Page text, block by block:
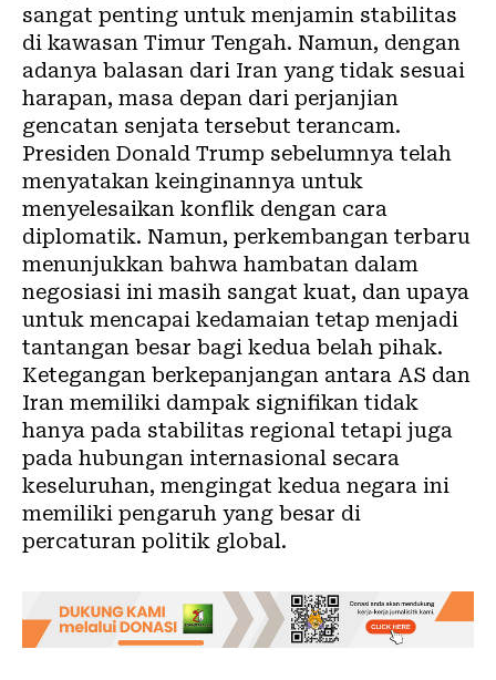
sangat penting untuk menjamin stabilitas
di kawasan Timur Tengah. Namun, dengan
adanya balasan dari Iran yang tidak sesuai
harapan, masa depan dari perjanjian
gencatan senjata tersebut terancam.
Presiden Donald Trump sebelumnya telah
menyatakan keinginannya untuk
menyelesaikan konflik dengan cara
diplomatik. Namun, perkembangan terbaru
menunjukkan bahwa hambatan dalam
negosiasi ini masih sangat kuat, dan upaya
untuk mencapai kedamaian tetap menjadi
tantangan besar bagi kedua belah pihak.
Ketegangan berkepanjangan antara AS dan
Iran memiliki dampak signifikan tidak
hanya pada stabilitas regional tetapi juga
pada hubungan internasional secara
keseluruhan, mengingat kedua negara ini
memiliki pengaruh yang besar di
percaturan politik global.